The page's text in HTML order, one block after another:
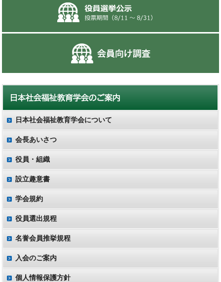
日本社会福祉教育学会について
会長あいさつ
役員・組織
設立趣意書
学会規約
役員選出規程
名誉会員推挙規程
入会のご案内
個人情報保護方針